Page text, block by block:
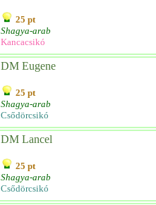
25 pt
Shagya-arab
Kancacsikó
DM Eugene
25 pt
Shagya-arab
Csődörcsikó
DM Lancel
25 pt
Shagya-arab
Csődörcsikó